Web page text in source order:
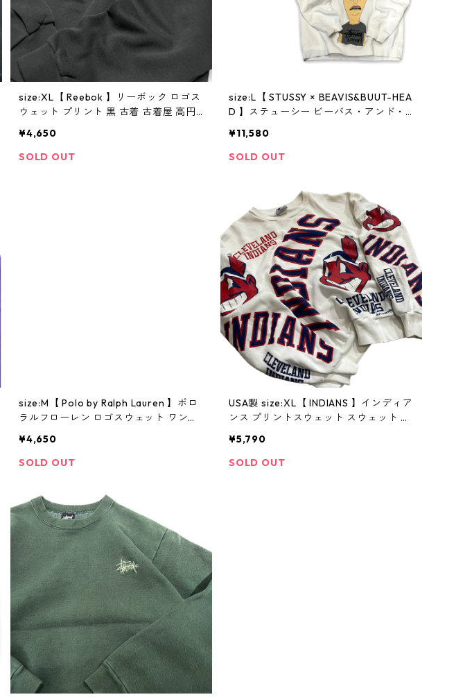
size:XL【 Reebok 】リーボック ロゴス
ウェット プリント 黒 古着 古着屋 高円
¥4,650
SOLD OUT
size:L【 STUSSY × BEAVIS&BUUT-HEA
D 】ステューシー ビーバス・アンド・
白 古着 古着屋 高円寺 ビンテージ
¥11,580
SOLD OUT
size:M【 Polo by Ralph Lauren 】ポロ
ラルフローレン ロゴスウェット ワンポ
円寺 ビンテージ
¥4,650
SOLD OUT
USA製 size:XL【 INDIANS 】インディア
ンス プリントスウェット スウェット 両
円寺 ビンテージ
¥5,790
SOLD OUT